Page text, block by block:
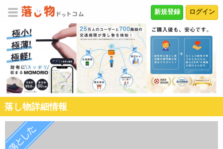
ログイン
新規登録
落し物詳細情報